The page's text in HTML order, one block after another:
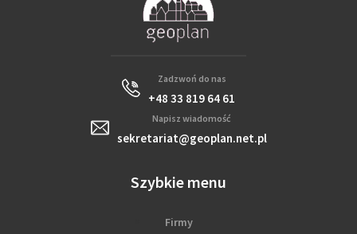
Zadzwoń do nas
+48 33 819 64 61
Napisz wiadomość
sekretariat@geoplan.net.pl
Szybkie menu
Firmy